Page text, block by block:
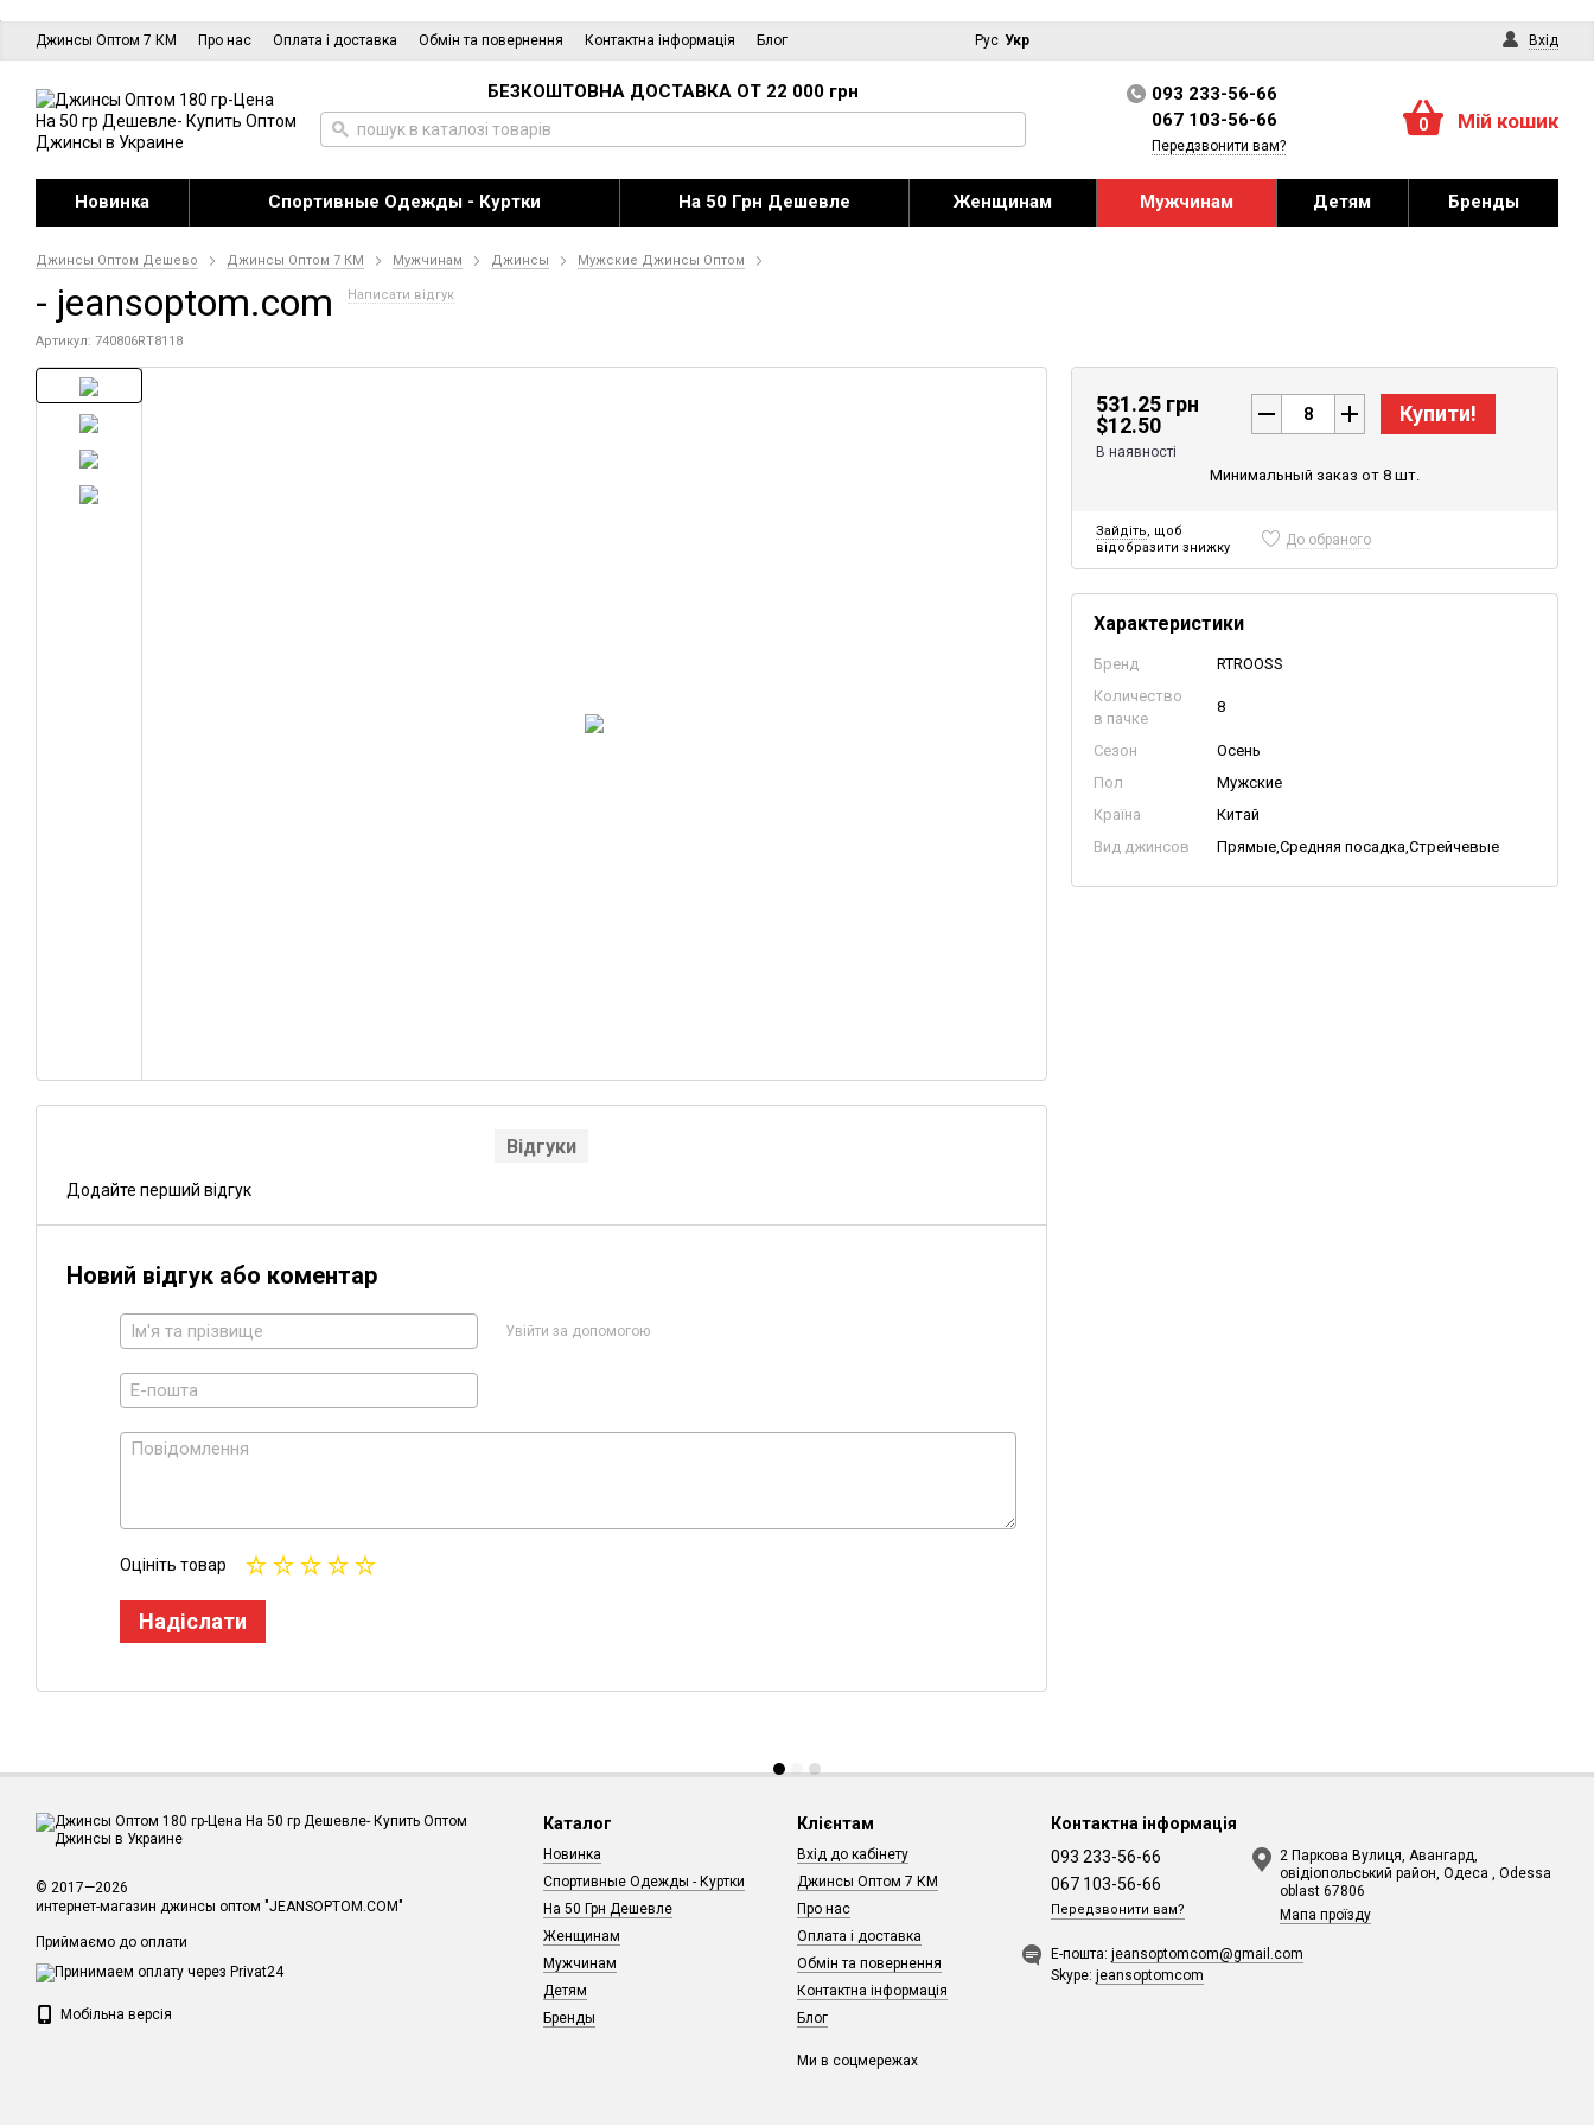
Джинсы Оптом 7 КМ Про нас Оплата і доставка Обмін та повернення Контактна інформація Блог Вхід
Рус Укр
БЕЗКОШТОВНА ДОСТАВКА ОТ 22 000 грн
093 233-56-66
067 103-56-66
Передзвонити вам?
0 Мій кошик
Новинка Спортивные Одежды - Куртки На 50 Грн Дешевле Женщинам Мужчинам Детям Бренды
Джинсы Оптом Дешево Джинсы Оптом 7 КМ Мужчинам Джинсы Мужские Джинсы Оптом
- jeansoptom.com Написати відгук
Артикул: 740806RT8118
Відгуки
Додайте перший відгук
Новий відгук або коментар
Увійти за допомогою
Оцініть товар
Надіслати
531.25 грн
$12.50
В наявності
Купити!
Минимальный заказ от 8 шт.
Зайдіть, щоб
відобразити знижку
До обраного
Характеристики
Бренд
RTROOSS
Количество
в пачке
8
Сезон
Осень
Пол
Мужские
Країна
Китай
Вид джинсов
Прямые,Средняя посадка,Стрейчевые
© 2017—2026
интернет-магазин джинсы оптом "JEANSOPTOM.COM"
Приймаємо до оплати
Мобільна версія
Каталог
Новинка
Спортивные Одежды - Куртки
На 50 Грн Дешевле
Женщинам
Мужчинам
Детям
Бренды
Клієнтам
Вхід до кабінету
Джинсы Оптом 7 КМ
Про нас
Оплата і доставка
Обмін та повернення
Контактна інформація
Блог
Ми в соцмережах
Контактна інформація
093 233-56-66
067 103-56-66
Передзвонити вам?
2 Паркова Вулиця, Авангард,
овідіопольський район, Одеса , Odessa
oblast 67806
Мапа проїзду
Е-пошта:jeansoptomcom@gmail.com
Skype:jeansoptomcom